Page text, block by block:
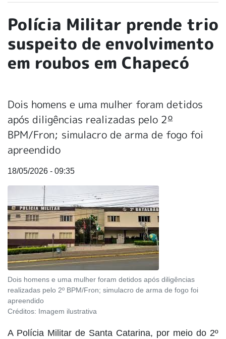
Polícia Militar prende trio
suspeito de envolvimento
em roubos em Chapecó
Dois homens e uma mulher foram detidos
após diligências realizadas pelo 2º
BPM/Fron; simulacro de arma de fogo foi
apreendido
18/05/2026 - 09:35
Dois homens e uma mulher foram detidos após diligências
realizadas pelo 2º BPM/Fron; simulacro de arma de fogo foi
apreendido
Créditos: Imagem ilustrativa
A Polícia Militar de Santa Catarina, por meio do 2º